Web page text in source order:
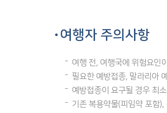
여행자 주의사항
여행 전, 여행국에 위험요인
필요한 예방접종, 말라리아
예방접종이 요구될 경우 최
기존 복용약물(피임약 포함